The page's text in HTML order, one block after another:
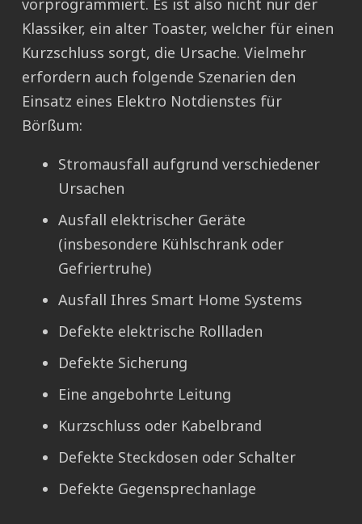
vorprogrammiert. Es ist also nicht nur der
Klassiker, ein alter Toaster, welcher für einen
Kurzschluss sorgt, die Ursache. Vielmehr
erfordern auch folgende Szenarien den
Einsatz eines Elektro Notdienstes für
Börßum:
Stromausfall aufgrund verschiedener
Ursachen
Ausfall elektrischer Geräte
(insbesondere Kühlschrank oder
Gefriertruhe)
Ausfall Ihres Smart Home Systems
Defekte elektrische Rollladen
Defekte Sicherung
Eine angebohrte Leitung
Kurzschluss oder Kabelbrand
Defekte Steckdosen oder Schalter
Defekte Gegensprechanlage